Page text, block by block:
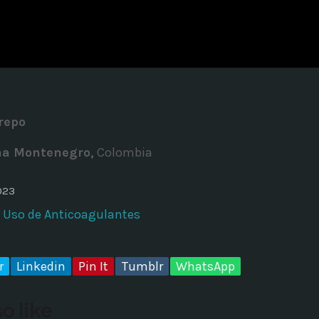
Time
Montenegro, Colombia
de Anticoagulantes
Linkedin Pin It Tumblr WhatsApp